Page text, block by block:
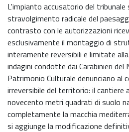
L'impianto accusatorio del
stravolgimento radicale del
contrasto con le autorizzazioni
esclusivamente il montaggio di
interamente reversibili e limitate
indagini condotte dai Carabinieri del
Patrimonio Culturale denunciano al
irreversibile del territorio: il cantiere
novecento metri quadrati di suolo
completamente la macchia
si aggiunge la modificazione